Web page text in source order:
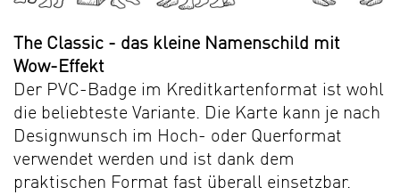
The Classic - das kleine Namenschild mit
Wow-Effekt
Der PVC-Badge im Kreditkartenformat ist wohl
die beliebteste Variante. Die Karte kann je nach
Designwunsch im Hoch- oder Querformat
verwendet werden und ist dank dem
praktischen Format fast überall einsetzbar.